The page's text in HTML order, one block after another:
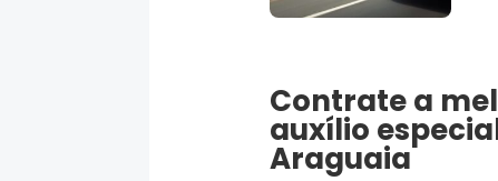
Contrate a
auxílio
Araguaia